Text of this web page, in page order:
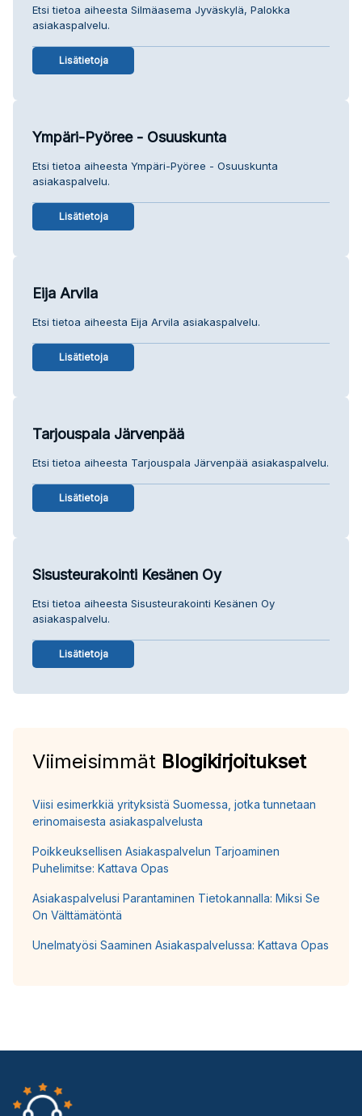
Etsi tietoa aiheesta Silmäasema Jyväskylä, Palokka
asiakaspalvelu.
Lisätietoja
Ympäri-Pyöree - Osuuskunta
Etsi tietoa aiheesta Ympäri-Pyöree - Osuuskunta
asiakaspalvelu.
Lisätietoja
Eija Arvila
Etsi tietoa aiheesta Eija Arvila asiakaspalvelu.
Lisätietoja
Tarjouspala Järvenpää
Etsi tietoa aiheesta Tarjouspala Järvenpää asiakaspalvelu.
Lisätietoja
Sisusteurakointi Kesänen Oy
Etsi tietoa aiheesta Sisusteurakointi Kesänen Oy
asiakaspalvelu.
Lisätietoja
Viimeisimmät Blogikirjoitukset
Viisi esimerkkiä yrityksistä Suomessa, jotka tunnetaan
erinomaisesta asiakaspalvelusta
Poikkeuksellisen Asiakaspalvelun Tarjoaminen
Puhelimitse: Kattava Opas
Asiakaspalvelusi Parantaminen Tietokannalla: Miksi Se
On Välttämätöntä
Unelmatyösi Saaminen Asiakaspalvelussa: Kattava Opas